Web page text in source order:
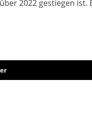
2022 gestiegen ist.